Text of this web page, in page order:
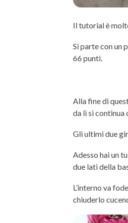
Il tutorial è
Si parte con un
66 punti.
Alla fine di
da lì si continua
Gli ultimi due
Adesso hai un
due lati della
L’interno va
chiuderlo